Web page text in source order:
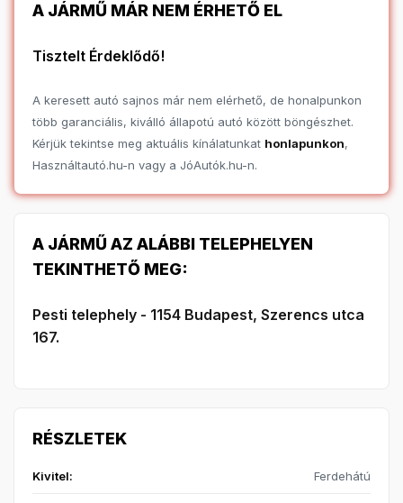
A JÁRMŰ MÁR NEM ÉRHETŐ EL
Tisztelt Érdeklődő!
A keresett autó sajnos már nem elérhető, de honalpunkon
több garanciális, kiválló állapotú autó között böngészhet.
Kérjük tekintse meg aktuális kínálatunkat honlapunkon,
Használtautó.hu-n vagy a JóAutók.hu-n.
A JÁRMŰ AZ ALÁBBI TELEPHELYEN
TEKINTHETŐ MEG:
Pesti telephely - 1154 Budapest, Szerencs utca
167.
RÉSZLETEK
Kivitel: Ferdehátú